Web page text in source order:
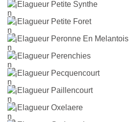
Elagueur Petite Synthe
Elagueur Petite Foret
Elagueur Peronne En Melantois
Elagueur Perenchies
Elagueur Pecquencourt
Elagueur Paillencourt
Elagueur Oxelaere